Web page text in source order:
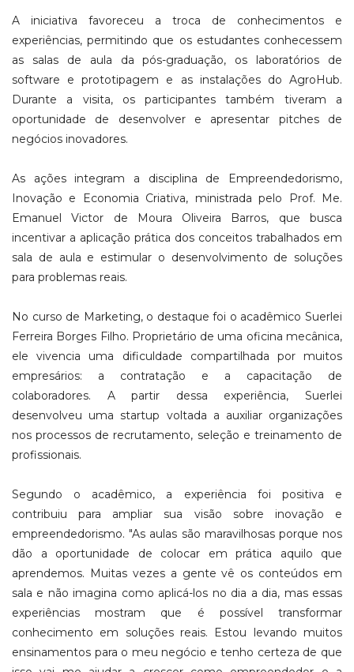
A iniciativa favoreceu a troca de conhecimentos e
experiências, permitindo que os estudantes conhecessem
as salas de aula da pós-graduação, os laboratórios de
software e prototipagem e as instalações do AgroHub.
Durante a visita, os participantes também tiveram a
oportunidade de desenvolver e apresentar pitches de
negócios inovadores.
As ações integram a disciplina de Empreendedorismo,
Inovação e Economia Criativa, ministrada pelo Prof. Me.
Emanuel Victor de Moura Oliveira Barros, que busca
incentivar a aplicação prática dos conceitos trabalhados em
sala de aula e estimular o desenvolvimento de soluções
para problemas reais.
No curso de Marketing, o destaque foi o acadêmico Suerlei
Ferreira Borges Filho. Proprietário de uma oficina mecânica,
ele vivencia uma dificuldade compartilhada por muitos
empresários: a contratação e a capacitação de
colaboradores. A partir dessa experiência, Suerlei
desenvolveu uma startup voltada a auxiliar organizações
nos processos de recrutamento, seleção e treinamento de
profissionais.
Segundo o acadêmico, a experiência foi positiva e
contribuiu para ampliar sua visão sobre inovação e
empreendedorismo. "As aulas são maravilhosas porque nos
dão a oportunidade de colocar em prática aquilo que
aprendemos. Muitas vezes a gente vê os conteúdos em
sala e não imagina como aplicá-los no dia a dia, mas essas
experiências mostram que é possível transformar
conhecimento em soluções reais. Estou levando muitos
ensinamentos para o meu negócio e tenho certeza de que